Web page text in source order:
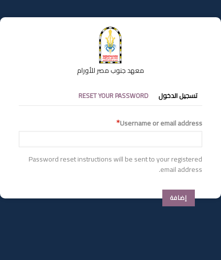
إلى
المحتوى
معهد جنوب مصر للأورام
التبويبات
الأساسية
تسجيل الدخول RESET YOUR PASSWORD
Username or email address
Password reset instructions will be sent to your registered
email address.